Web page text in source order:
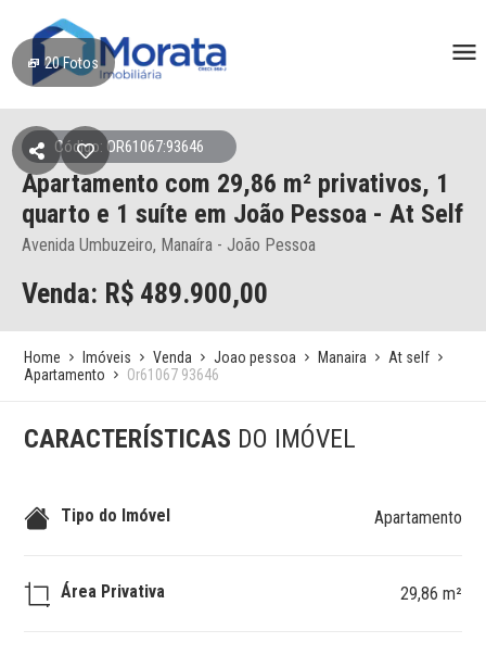
20Fotos
Código: OR61067:93646
Apartamento com 29,86 m² privativos, 1
quarto e 1 suíte em João Pessoa - At Self
Avenida Umbuzeiro, Manaíra - João Pessoa
Venda: R$ 489.900,00
Home Imóveis Venda Joao pessoa Manaira
At self
Apartamento
Or61067 93646
CARACTERÍSTICAS DO IMÓVEL
Tipo do Imóvel Apartamento
Área Privativa 29,86 m²